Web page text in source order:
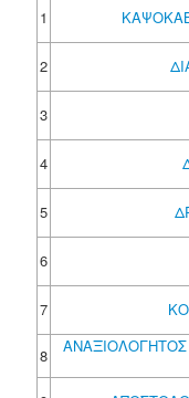
1
2
3
4
5
6
7
8